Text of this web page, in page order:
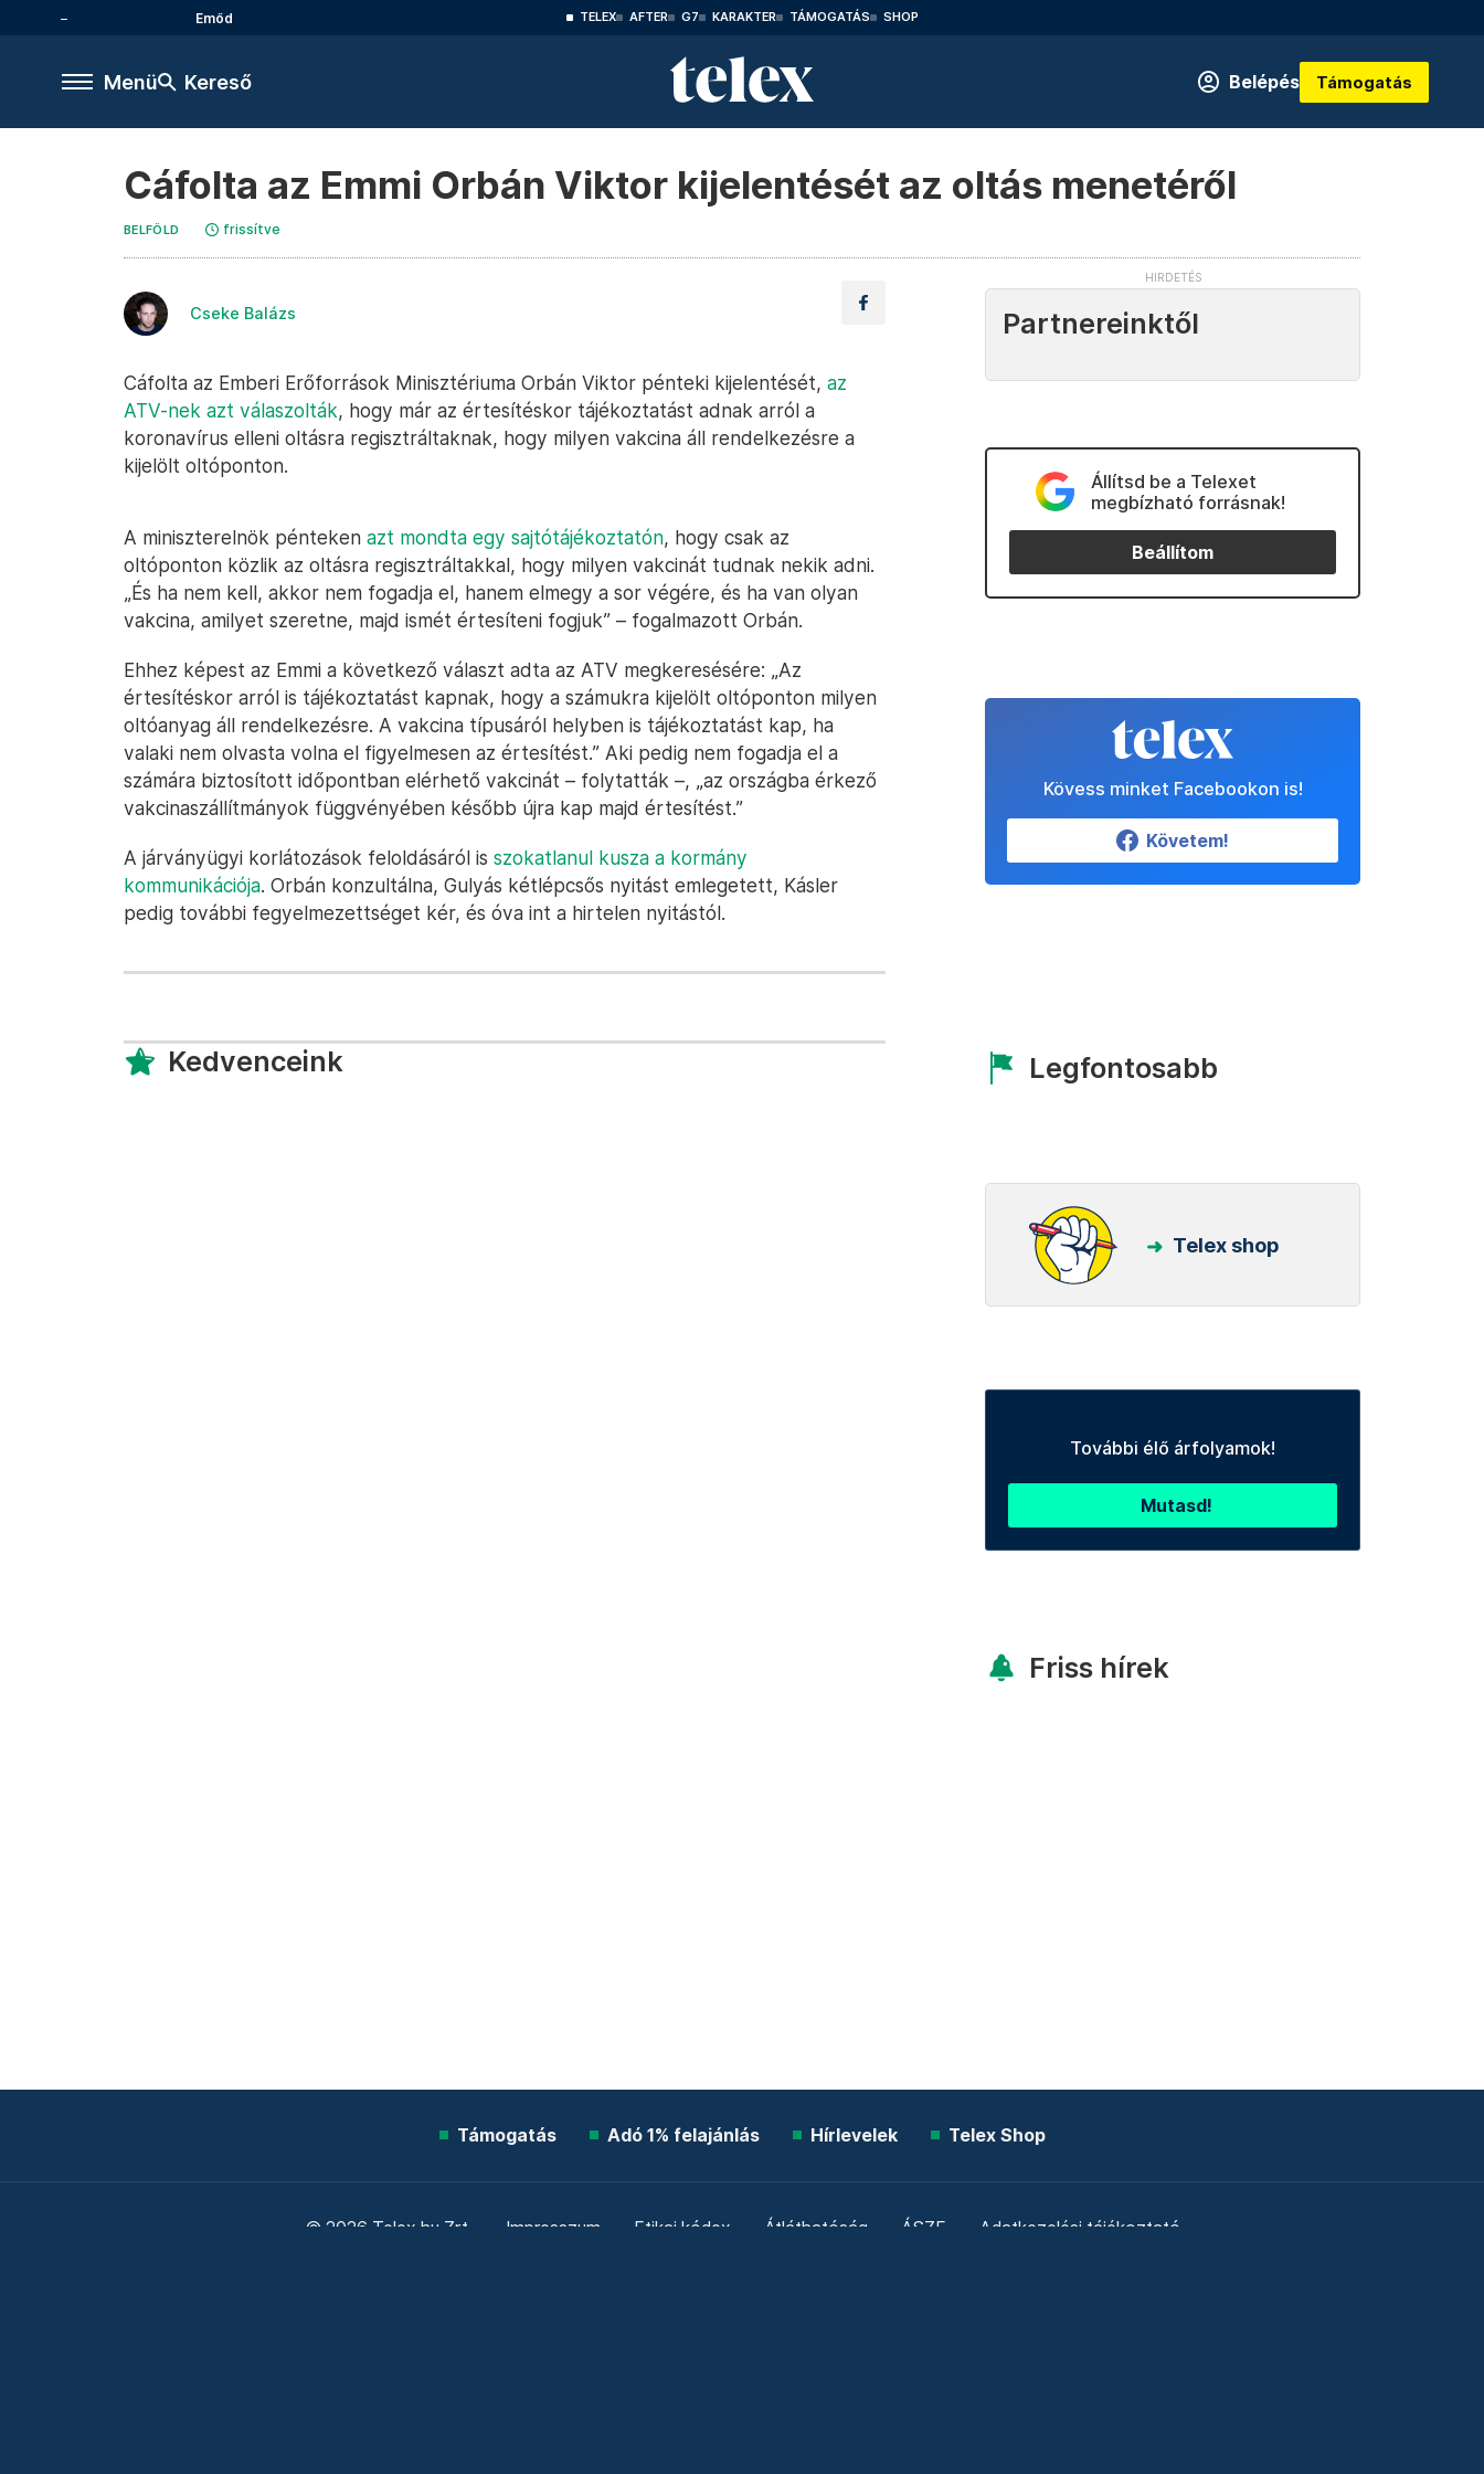
Emőd TELEX AFTER G7 KARAKTER TÁMOGATÁS SHOP
Menü Kereső Belépés Támogatás
Cáfolta az Emmi Orbán Viktor kijelentését az oltás menetéről
BELFÖLD frissítve
Cseke Balázs
Cáfolta az Emberi Erőforrások Minisztériuma Orbán Viktor pénteki kijelentését, az
ATV-nek azt válaszolták, hogy már az értesítéskor tájékoztatást adnak arról a
koronavírus elleni oltásra regisztráltaknak, hogy milyen vakcina áll rendelkezésre a
kijelölt oltóponton.
A miniszterelnök pénteken azt mondta egy sajtótájékoztatón, hogy csak az
oltóponton közlik az oltásra regisztráltakkal, hogy milyen vakcinát tudnak nekik adni.
„És ha nem kell, akkor nem fogadja el, hanem elmegy a sor végére, és ha van olyan
vakcina, amilyet szeretne, majd ismét értesíteni fogjuk” – fogalmazott Orbán.
Ehhez képest az Emmi a következő választ adta az ATV megkeresésére: „Az
értesítéskor arról is tájékoztatást kapnak, hogy a számukra kijelölt oltóponton milyen
oltóanyag áll rendelkezésre. A vakcina típusáról helyben is tájékoztatást kap, ha
valaki nem olvasta volna el figyelmesen az értesítést.” Aki pedig nem fogadja el a
számára biztosított időpontban elérhető vakcinát – folytatták –, „az országba érkező
vakcinaszállítmányok függvényében később újra kap majd értesítést.”
A járványügyi korlátozások feloldásáról is szokatlanul kusza a kormány
kommunikációja. Orbán konzultálna, Gulyás kétlépcsős nyitást emlegetett, Kásler
pedig további fegyelmezettséget kér, és óva int a hirtelen nyitástól.
Kedvenceink
Partnereinktől
Állítsd be a Telexet
megbízható forrásnak!
Beállítom
Kövess minket Facebookon is!
Követem!
Legfontosabb
Telex shop
További élő árfolyamok!
Mutasd!
Friss hírek
Támogatás Adó 1% felajánlás Hírlevelek Telex Shop
© 2026 Telex.hu Zrt. Impresszum Etikai kódex Átláthatóság ÁSZF Adatkezelési tájékoztató